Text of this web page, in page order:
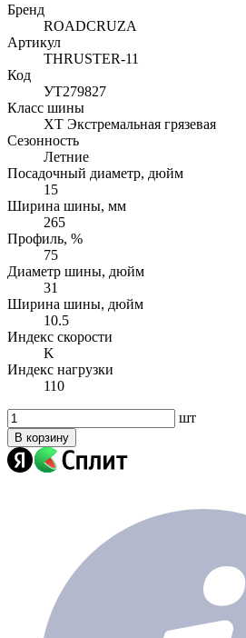
Бренд
ROADCRUZA
Артикул
THRUSTER-11
Код
УТ279827
Класс шины
XT Экстремальная грязевая
Сезонность
Летние
Посадочный диаметр, дюйм
15
Ширина шины, мм
265
Профиль, %
75
Диаметр шины, дюйм
31
Ширина шины, дюйм
10.5
Индекс скорости
K
Индекс нагрузки
110
шт
В корзину